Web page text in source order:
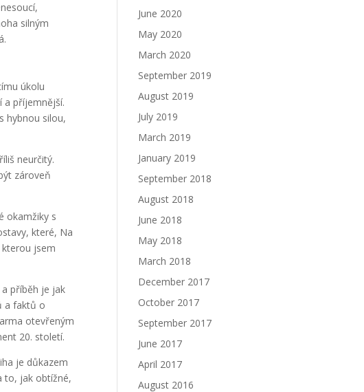
silným
úkolu
a příjemnější.
hybnou silou,
neurčitý.
zároveň
okamžiky s
které, Na
jsem
příběh je jak
a faktů o
otevřeným
20. století.
je důkazem
to, jak obtížné,
June 2020
May 2020
March 2020
September 2019
August 2019
July 2019
March 2019
January 2019
September 2018
August 2018
June 2018
May 2018
March 2018
December 2017
October 2017
September 2017
June 2017
April 2017
August 2016